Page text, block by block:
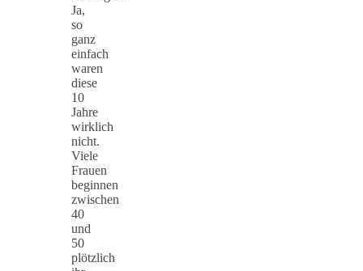
Ja,
so
ganz
einfach
waren
diese
10
Jahre
wirklich
nicht.
Viele
Frauen
beginnen
zwischen
40
und
50
plötzlich